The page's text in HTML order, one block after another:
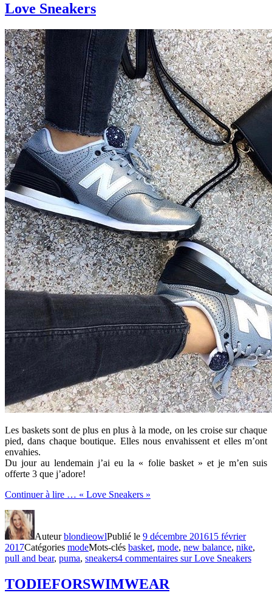
Love Sneakers
Les baskets sont de plus en plus à la mode, on les croise sur chaque
pied, dans chaque boutique. Elles nous envahissent et elles m’ont
envahies.
Du jour au lendemain j’ai eu la « folie basket » et je m’en suis
offerte 3 que j’adore!
Continuer à lire … « Love Sneakers »
AuteurblondieowlPublié le 9 décembre 201615 février
2017Catégories modeMots-clés basket, mode, new balance, nike,
pull and bear, puma, sneakers4 commentaires sur Love Sneakers
TODIEFORSWIMWEAR